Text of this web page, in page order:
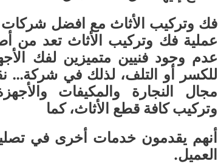
فك وتركيب الأثاث مع افضل
عملية فك وتركيب الأثاث تعد من
عدم وجود فنيين متميزين لفك
للكسر أو التلف، لذلك في شركة…
مجال النجارة والمكيفات
وتركيب كافة قطع الأثاث، كما
أنهم يقدمون خدمات أخرى في
العميل.